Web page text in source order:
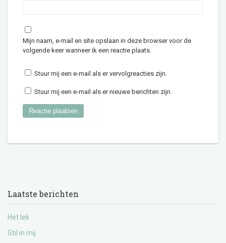
Mijn naam, e-mail en site opslaan in deze browser voor de
volgende keer wanneer ik een reactie plaats.
Stuur mij een e-mail als er vervolgreacties zijn.
Stuur mij een e-mail als er nieuwe berichten zijn.
Laatste berichten
Het lek
Stil in mij